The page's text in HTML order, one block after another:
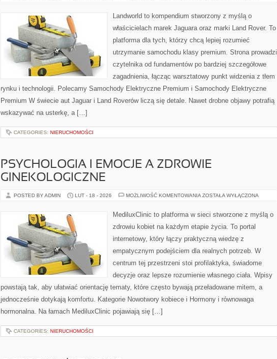
Landworld to kompendium stworzony z myślą o
właścicielach marek Jaguara oraz marki Land Rover. To
platforma dla tych, którzy chcą lepiej rozumieć
utrzymanie samochodu klasy premium. Strona prowadzi
czytelnika od fundamentów po bardziej szczegółowe
zagadnienia, łącząc warsztatowy punkt widzenia z tłem
rynku i technologii. Polecamy Samochody Elektryczne Premium i Samochody Elektryczne
Premium W świecie aut Jaguar i Land Roverów liczą się detale. Nawet drobne objawy potrafią
wskazywać na usterkę, a […]
CATEGORIES: NIERUCHOMOŚCI
PSYCHOLOGIA I EMOCJE A ZDROWIE
GINEKOLOGICZNE
POSTED BY ADMIN LUT - 18 - 2026 MOŻLIWOŚĆ KOMENTOWANIA PSYCHOLOGIA
ZDROWIE
ZOSTAŁA WYŁĄCZONA
MediluxClinic to platforma w sieci stworzone z myślą o
zdrowiu kobiet na każdym etapie życia. To portal
internetowy, który łączy praktyczną wiedzę z
empatycznym podejściem dla realnych potrzeb. W
centrum tej przestrzeni stoi profilaktyka, świadome
decyzje oraz lepsze rozumienie własnego ciała. Wpisy
powstają tak, aby ułatwiać orientację tematy, które często bywają przeładowane mitem, a
jednocześnie dotykają komfortu. Kategorie Nowotwory kobiece i Hormony i równowaga
hormonalna. Na łamach MediluxClinic pojawiają się […]
CATEGORIES: NIERUCHOMOŚCI